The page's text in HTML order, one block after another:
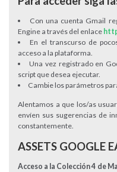
Con una cuenta Gmail
Engine a través del enlace
En el transcurso de
acceso a la plataforma.
Una vez registrado en
script que desea ejecutar.
Cambie los parámetros
Alentamos a que los/as
envíen sus sugerencias de
constantemente.
ASSETS GOOGLE
Acceso a la Colección 4 de